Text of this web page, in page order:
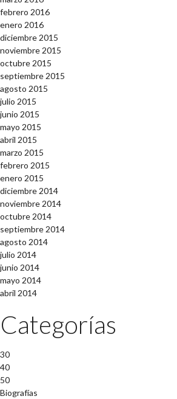
febrero 2016
enero 2016
diciembre 2015
noviembre 2015
octubre 2015
septiembre 2015
agosto 2015
julio 2015
junio 2015
mayo 2015
abril 2015
marzo 2015
febrero 2015
enero 2015
diciembre 2014
noviembre 2014
octubre 2014
septiembre 2014
agosto 2014
julio 2014
junio 2014
mayo 2014
abril 2014
Categorías
30
40
50
Biografías